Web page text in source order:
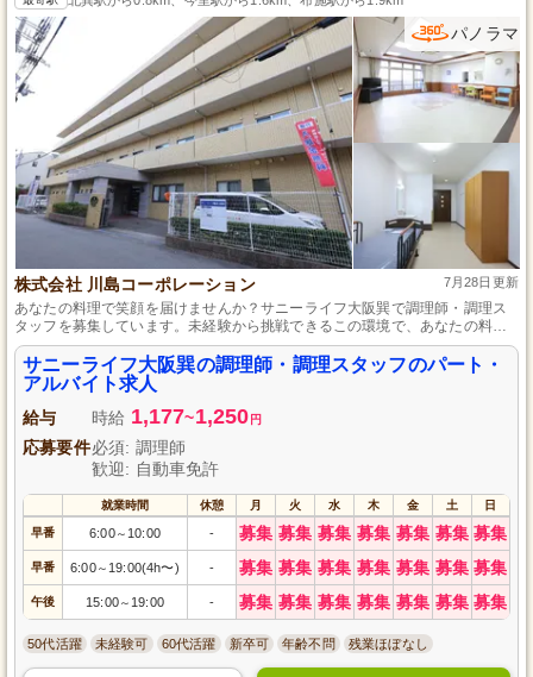
パノラマ
株式会社 川島コーポレーション 7月28日更新
あなたの料理で笑顔を届けませんか？サニーライフ大阪巽で調理師・調理ス
タッフを募集しています。未経験から挑戦できるこの環境で、あなたの料理
スキルを活かしながら成長できます。勤務地は大阪府大阪市生野区巽北。パ
ート・アルバイトとして柔軟な働き方が可能です。家庭やプライベートとの
両立もしやすい環境で、一緒に心温まる食事を提供しましょう。応募を心よ
りお待ちしています。
サニーライフ大阪巽の調理師・調理スタッフのパート・
アルバイト求人
給与 時給 1,177~1,250 円
応募要件必須: 調理師
歓迎: 自動車免許
就業時間 休憩 月 火 水 木 金 土 日
早番 6:00～ 10:00 - 募集 募集 募集 募集 募集 募集 募集
早番 6:00～ 19:00(4h〜) - 募集 募集 募集 募集 募集 募集 募集
午後 15:00～ 19:00 - 募集 募集 募集 募集 募集 募集 募集
50代活躍 未経験可 60代活躍 新卒可 年齢不問 残業ほぼなし